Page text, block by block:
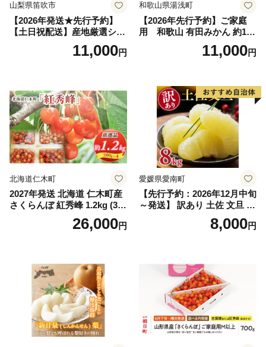
山梨県笛吹市
【2026年発送★先行予約】
【土日祝配送】産地厳選シャ
インマスカット1.2kg～1.3kg
（2房～3房）※沖縄・離島配
笛吹市 山梨県 フルーツ 果物
ぶどう 葡萄 大粒 シャインマ
スカット おすすめ シャイン
マスカット 贈答 ギフト 産地
笛吹市 シャインマスカット
笛吹 葡萄 国産 ぶどう 人気
国産 1.2kg 先行｜
11,000円
和歌山県湯浅町
【2026年先行予約】ご家庭
用 和歌山 有田みかん 約10k
g (2L、3Lサイズ)【湯浅町】
11,000円
北海道仁木町
2027年発送 北海道 仁木町産
さくらんぼ 紅秀峰 1.2kg (300
g×4パック) Lサイズ以上 旬
桜桃 産地直送 サクランボ チ
26,000円
愛媛県愛南町
【先行予約：2026年12月中旬
～発送】 訳あり 土佐 文旦 8k
g (Mサイズ以上サイズミック
ス) 8000円 わけあり ぶんた
産 農家直送 期間限定 特産品
サイズミックス くらもとフ
ァーム 愛南町 愛媛県
8,000円